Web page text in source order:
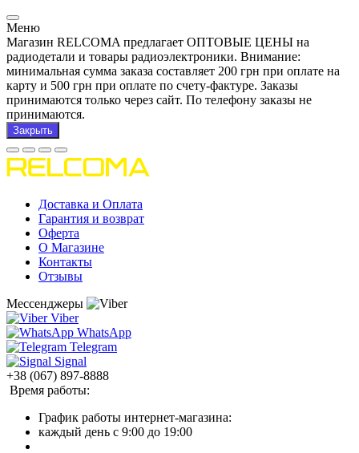
Меню
Магазин RELCOMA предлагает ОПТОВЫЕ ЦЕНЫ на
радиодетали и товары радиоэлектроники. Внимание:
минимальная сумма заказа составляет 200 грн при оплате на
карту и 500 грн при оплате по счету-фактуре. Заказы
принимаются только через сайт. По телефону заказы не
принимаются.
Закрыть
Доставка и Оплата
Гарантия и возврат
Оферта
О Магазине
Контакты
Отзывы
Мессенджеры
Viber
WhatsApp
Telegram
Signal
+38 (067) 897-8888
Время работы:
График работы интернет-магазина:
каждый день с 9:00 до 19:00